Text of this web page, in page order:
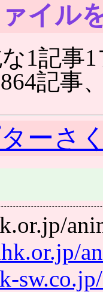
イル
1記事
記事
ーさ